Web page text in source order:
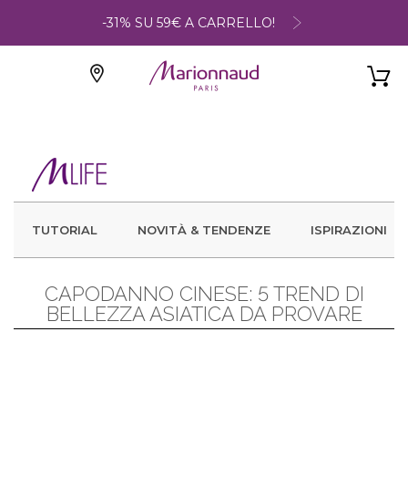
-31% SU 59€ A CARRELLO!
TUTORIAL NOVITÀ & TENDENZE ISPIRAZIONI
CAPODANNO CINESE: 5 TREND DI
BELLEZZA ASIATICA DA PROVARE